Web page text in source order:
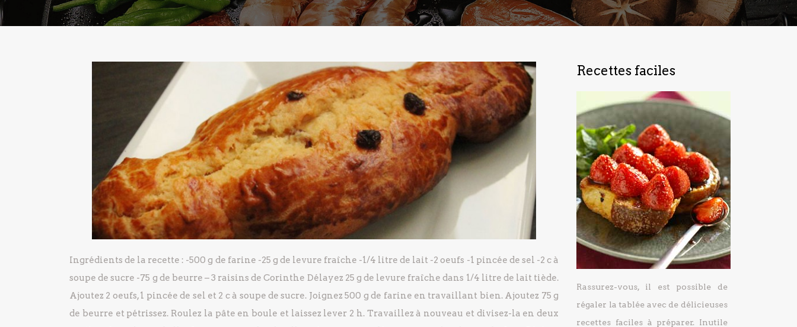
Ingrédients de la recette : -500 g de farine -25 g de levure fraîche -1/4 litre de lait -2 oeufs -1 pincée de sel -2 c à
soupe de sucre -75 g de beurre – 3 raisins de Corinthe Délayez 25 g de levure fraîche dans 1/4 litre de lait tiède.
Ajoutez 2 oeufs, 1 pincée de sel et 2 c à soupe de sucre. Joignez 500 g de farine en travaillant bien.Ajoutez 75 g
de beurre et pétrissez. Roulez la pâte en boule et laissez lever 2 h.Travaillez à nouveau et divisez-la en deux
Recettes faciles
Rassurez-vous, il est possible de
régaler la tablée avec de délicieuses
recettes faciles à préparer. Inutile